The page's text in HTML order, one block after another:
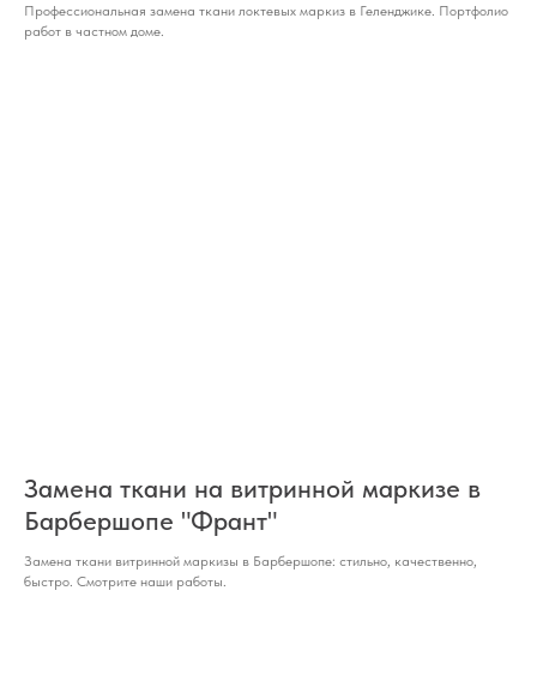
Профессиональная замена ткани локтевых маркиз в Геленджике. Портфолио
работ в частном доме.
Замена ткани на витринной маркизе в
Барбершопе "Франт"
Замена ткани витринной маркизы в Барбершопе: стильно, качественно,
быстро. Смотрите наши работы.